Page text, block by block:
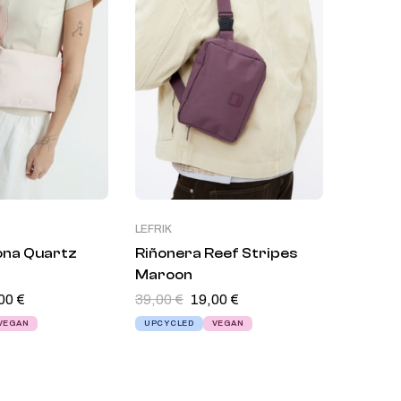
Quartz
€
LEFRIK
Riñonera Reef Stripes
Maroon
39,00€ 19,00€
UPCYCLED VEGAN